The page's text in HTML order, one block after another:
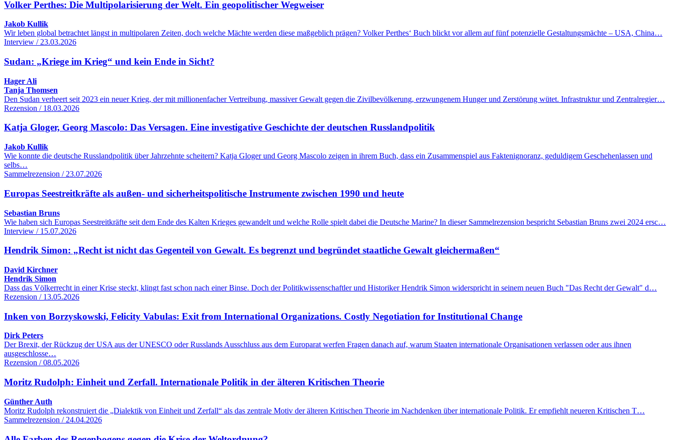
Volker Perthes: Die Multipolarisierung der Welt. Ein geopolitischer Wegweiser
Jakob Kullik
Wir leben global betrachtet längst in multipolaren Zeiten, doch welche Mächte werden diese maßgeblich prägen? Volker Perthes‘ Buch blickt vor allem auf fünf potenzielle Gestaltungsmächte – USA, China…
Interview / 23.03.2026
Sudan: „Kriege im Krieg“ und kein Ende in Sicht?
Hager Ali
Tanja Thomsen
Den Sudan verheert seit 2023 ein neuer Krieg, der mit millionenfacher Vertreibung, massiver Gewalt gegen die Zivilbevölkerung, erzwungenem Hunger und Zerstörung wütet. Infrastruktur und Zentralregier…
Rezension / 18.03.2026
Katja Gloger, Georg Mascolo: Das Versagen. Eine investigative Geschichte der deutschen Russlandpolitik
Jakob Kullik
Wie konnte die deutsche Russlandpolitik über Jahrzehnte scheitern? Katja Gloger und Georg Mascolo zeigen in ihrem Buch, dass ein Zusammenspiel aus Faktenignoranz, geduldigem Geschehenlassen und
selbs…
Sammelrezension / 23.07.2026
Europas Seestreitkräfte als außen- und sicherheitspolitische Instrumente zwischen 1990 und heute
Sebastian Bruns
Wie haben sich Europas Seestreitkräfte seit dem Ende des Kalten Krieges gewandelt und welche Rolle spielt dabei die Deutsche Marine? In dieser Sammelrezension bespricht Sebastian Bruns zwei 2024 ersc…
Interview / 15.07.2026
Hendrik Simon: „Recht ist nicht das Gegenteil von Gewalt. Es begrenzt und begründet staatliche Gewalt gleichermaßen“
David Kirchner
Hendrik Simon
Dass das Völkerrecht in einer Krise steckt, klingt fast schon nach einer Binse. Doch der Politikwissenschaftler und Historiker Hendrik Simon widerspricht in seinem neuen Buch "Das Recht der Gewalt" d…
Rezension / 13.05.2026
Inken von Borzyskowski, Felicity Vabulas: Exit from International Organizations. Costly Negotiation for Institutional Change
Dirk Peters
Der Brexit, der Rückzug der USA aus der UNESCO oder Russlands Ausschluss aus dem Europarat werfen Fragen danach auf, warum Staaten internationale Organisationen verlassen oder aus ihnen
ausgeschlosse…
Rezension / 08.05.2026
Moritz Rudolph: Einheit und Zerfall. Internationale Politik in der älteren Kritischen Theorie
Günther Auth
Moritz Rudolph rekonstruiert die „Dialektik von Einheit und Zerfall“ als das zentrale Motiv der älteren Kritischen Theorie im Nachdenken über internationale Politik. Er empfiehlt neueren Kritischen T…
Sammelrezension / 24.04.2026